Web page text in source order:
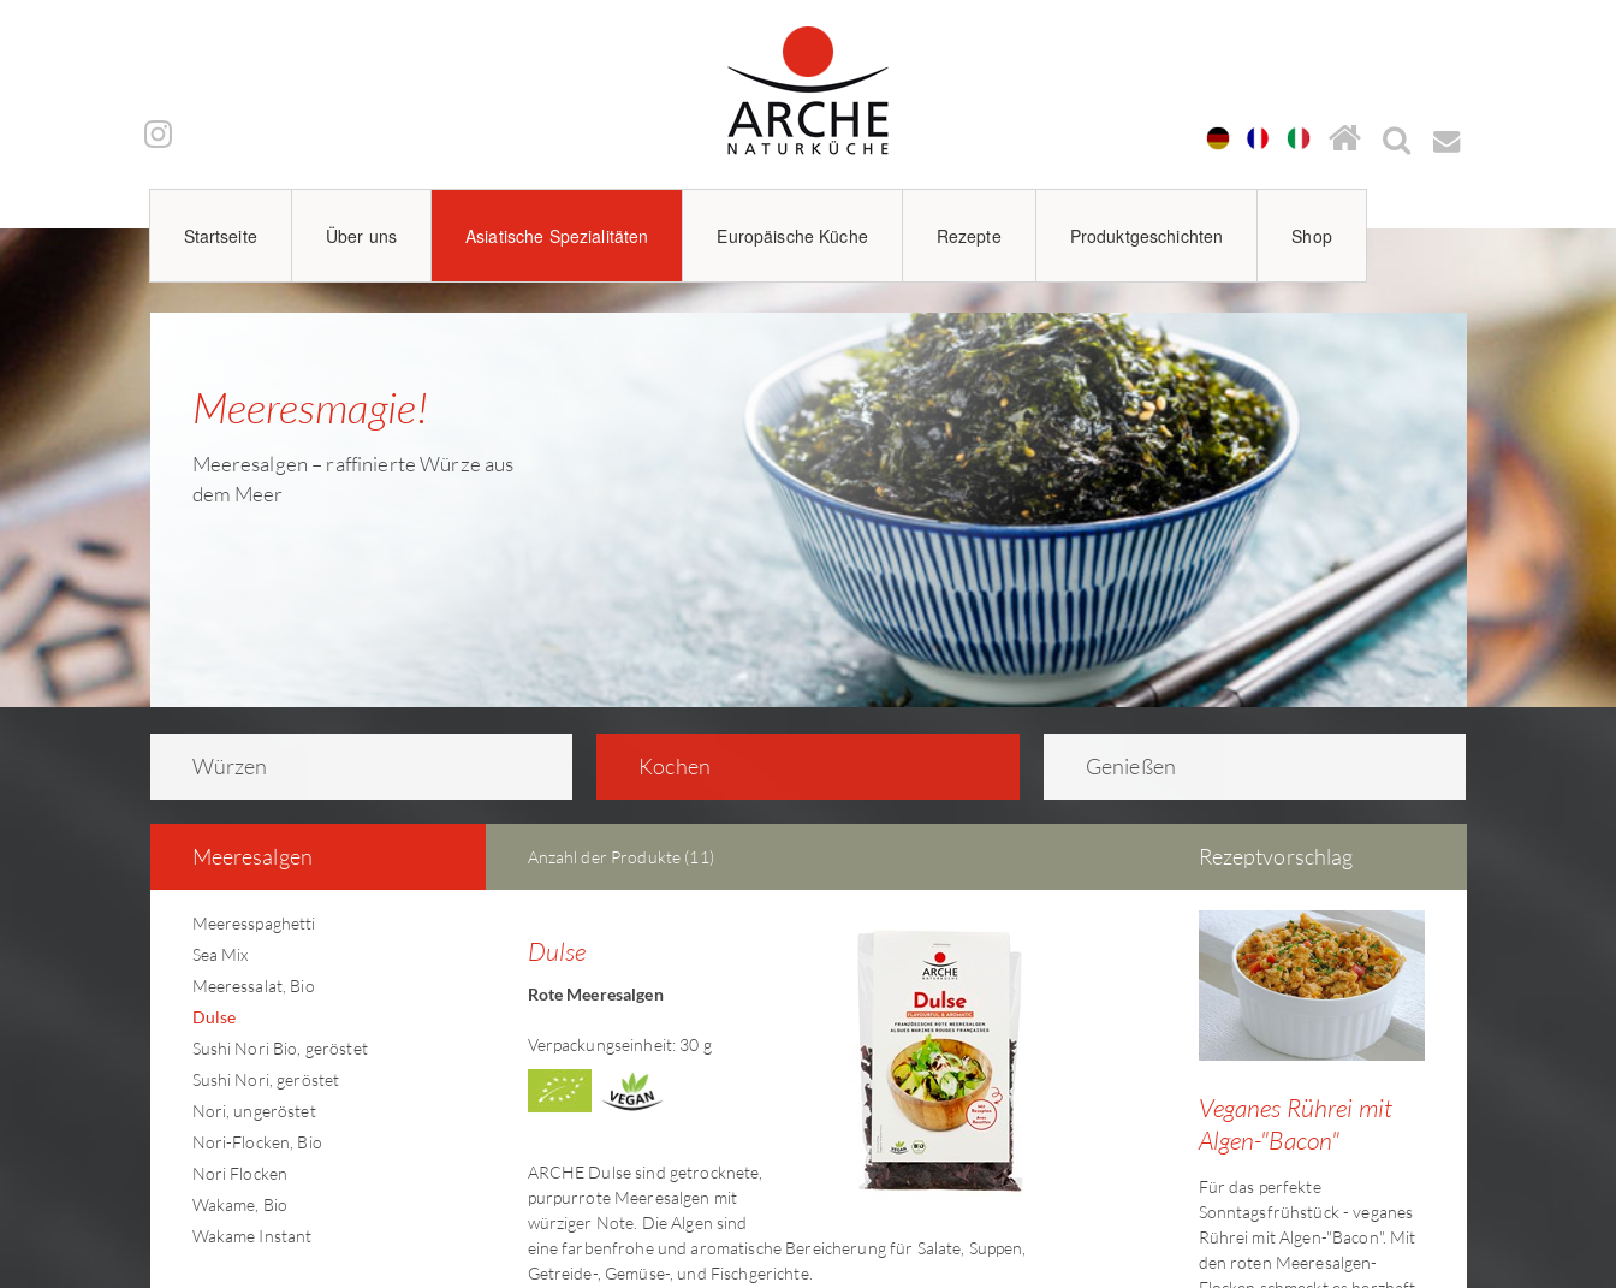
Startseite Über uns Asiatische Spezialitäten Europäische Küche Rezepte Produktgeschichten Shop
Meeresmagie!
Meeresalgen – raffinierte Würze aus
dem Meer
Würzen Kochen Genießen
Meeresalgen
Meeresspaghetti
Sea Mix
Meeressalat, Bio
Dulse
Sushi Nori Bio, geröstet
Sushi Nori, geröstet
Nori, ungeröstet
Nori-Flocken, Bio
Nori Flocken
Wakame, Bio
Wakame Instant
Anzahl der Produkte (11)
Dulse
Rote Meeresalgen
Verpackungseinheit: 30 g
ARCHE Dulse sind getrocknete,
purpurrote Meeresalgen mit
würziger Note. Die Algen sind
eine farbenfrohe und aromatische Bereicherung für Salate, Suppen,
Getreide-, Gemüse-, und Fischgerichte.
Rezeptvorschlag
Veganes Rührei mit
Algen-"Bacon"
Für das perfekte
Sonntagsfrühstück - veganes
Rührei mit Algen-"Bacon". Mit
den roten Meeresalgen-